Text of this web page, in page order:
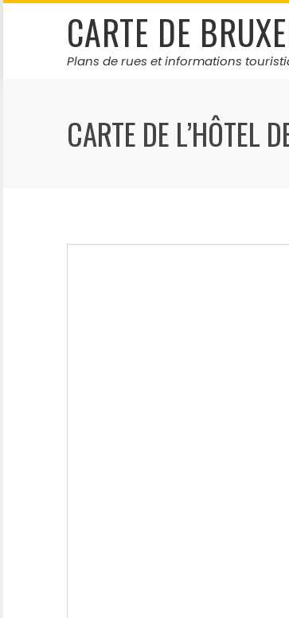
Skip
CARTE DE
Plans de rues et informations
CARTE DE L’HÔTEL